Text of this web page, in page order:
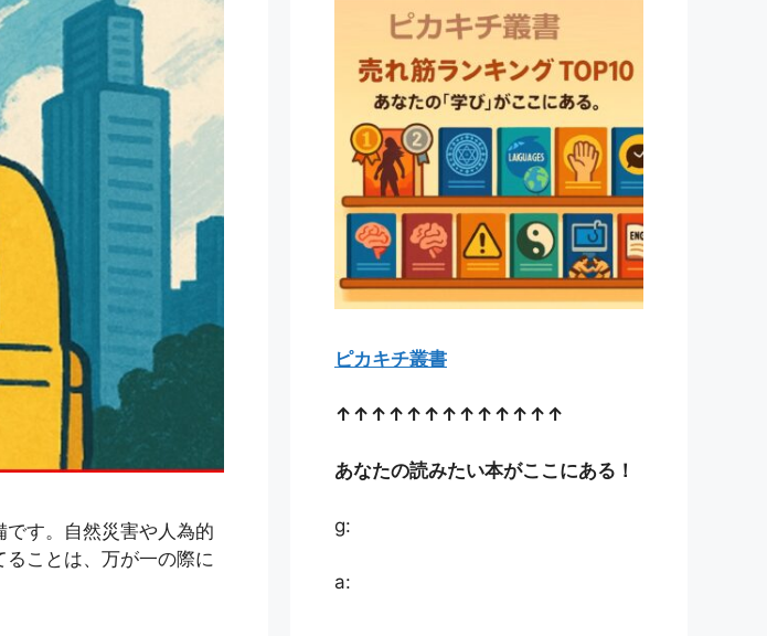
す。自然災害や人為的
ことは、万が一の際に
ピカキチ叢書
↑↑↑↑↑↑↑↑↑↑↑↑↑
あなたの読みたい本がここにある！
g:
a: